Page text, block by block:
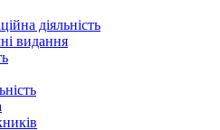
діяльність
видання